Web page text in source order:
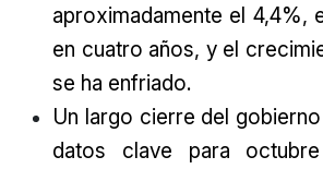
aproximadamente el 4,4%,
en cuatro años, y el
se ha enfriado.
Un largo cierre del
datos clave para